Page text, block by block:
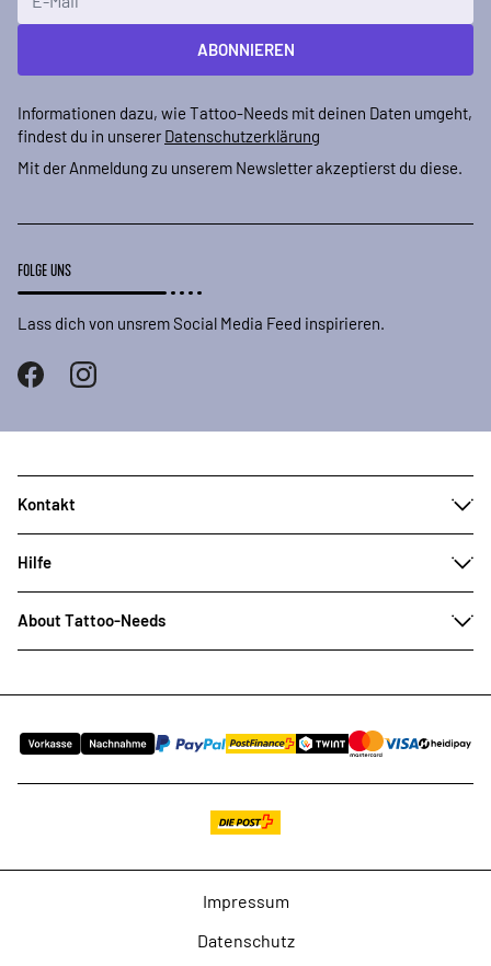
ABONNIEREN
Informationen dazu, wie Tattoo-Needs mit deinen Daten umgeht,
findest du in unserer Datenschutzerklärung
Mit der Anmeldung zu unserem Newsletter akzeptierst du diese.
FOLGE UNS
Lass dich von unsrem Social Media Feed inspirieren.
Kontakt
Hilfe
About Tattoo-Needs
Impressum
Datenschutz